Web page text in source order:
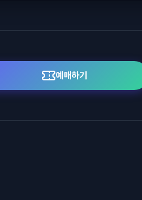
예매하기